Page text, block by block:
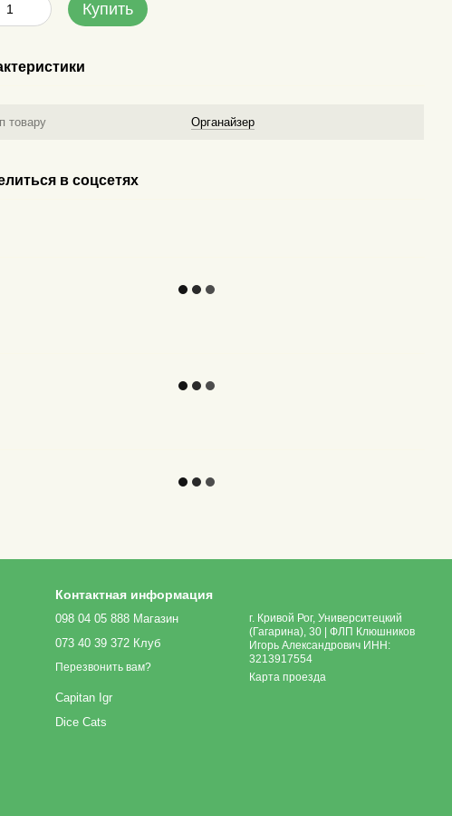
Купить
товару Органайзер
в соцсетях
Контактная информация
098 04 05 888 Магазин
073 40 39 372 Клуб
Перезвонить вам?
Capitan Igr
Dice Cats
г. Кривой Рог, Университецкий
(Гагарина), 30 | ФЛП Клюшников
Игорь Александрович ИНН:
3213917554
Карта проезда